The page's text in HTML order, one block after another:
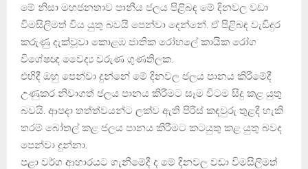
මේ නිසා මහජනතාව පානීය ජලය පිළිබඳ මේ දිනවල වඩා
විමසිලිමත් විය යුතු බවයි පෙන්වා දෙන්නේ. ඒ පිළිබඳ වැඩිදුර
කරුණු දැක්වූවා කොළඹ ජාතික රෝහලේ කායික රෝග
විශේෂඥ වෛද්‍ය වරුණ ගුණතිලක.
එහිදී ඔහු පෙන්වා දුන්න‍ේ මේ දිනවල ජලය පානය කිරීමේදී
උණුකර නිවාගත් ජලය පානය කිරීමට සෑම විටම සිදු කළ යුතු
බවයි. ආපදා තත්ත්වයන්ට ලක්ව ඇති පිරිස් කඳවුරු තුළදී හැකි
තරම් බෝතල් කළ ජලය පානය කිරීමට කටයුතු කළ යුතු බවද
පෙන්වා දුන්නා.
පළා වර්ග ආහාරයට ගැනීමේදී ද මේ දිනවල වඩා විමසිලිමත්